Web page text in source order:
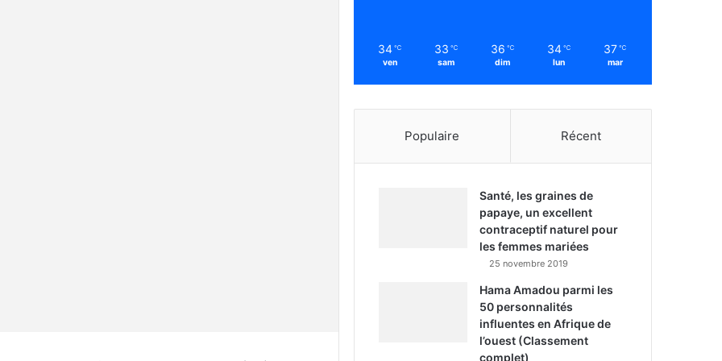
34 ℃
ven
33 ℃
sam
36 ℃
dim
34 ℃
lun
37 ℃
mar
Populaire Récent
Santé, les graines de
papaye, un excellent
contraceptif naturel pour
les femmes mariées
25 novembre 2019
Hama Amadou parmi les
50 personnalités
influentes en Afrique de
l’ouest (Classement
complet)